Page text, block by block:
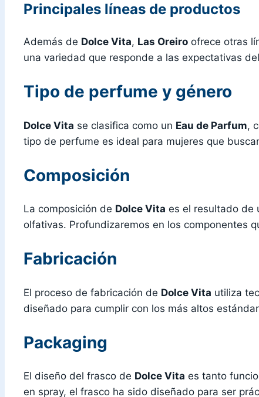
Principales líneas de productos
Además de Dolce Vita, Las Oreiro ofrece otras
una variedad que responde a las expectativas
Tipo de perfume y género
Dolce Vita se clasifica como un Eau de Parfum,
tipo de perfume es ideal para mujeres que
Composición
La composición de Dolce Vita es el resultado de
olfativas. Profundizaremos en los componentes
Fabricación
El proceso de fabricación de Dolce Vita utiliza
diseñado para cumplir con los más altos
Packaging
El diseño del frasco de Dolce Vita es tanto
en spray, el frasco ha sido diseñado para ser